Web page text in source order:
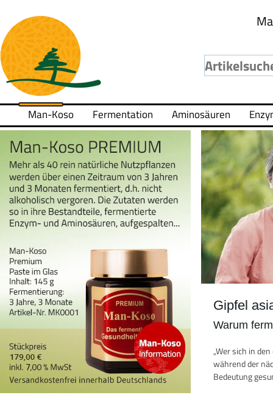
Man-Koso Fermentation Aminosäuren
Gipfel
Warum
„Wer sich in
während der
Bedeutung